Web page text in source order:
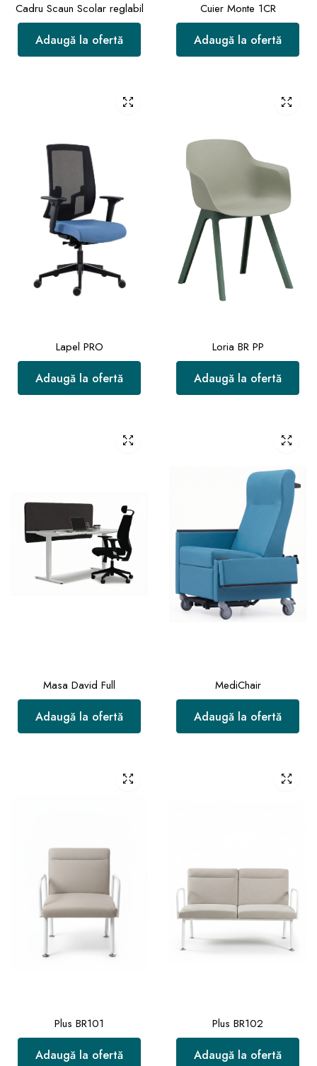
Cadru Scaun Scolar reglabil
Adaugă la ofertă
Cuier Monte 1CR
Adaugă la ofertă
Lapel PRO
Adaugă la ofertă
Loria BR PP
Adaugă la ofertă
Masa David Full
Adaugă la ofertă
MediChair
Adaugă la ofertă
Plus BR101
Adaugă la ofertă
Plus BR102
Adaugă la ofertă